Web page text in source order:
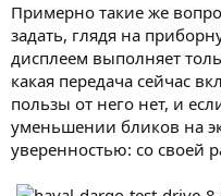
Примерно такие же
задать, глядя на
дисплеем выполняет
какая передача сейчас
пользы от него нет, и
уменьшении бликов на
уверенностью: со своей